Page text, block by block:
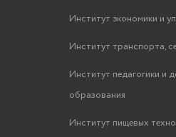
Институт экономики и
Институт транспорта,
Институт педагогики и
образования
Институт пищевых